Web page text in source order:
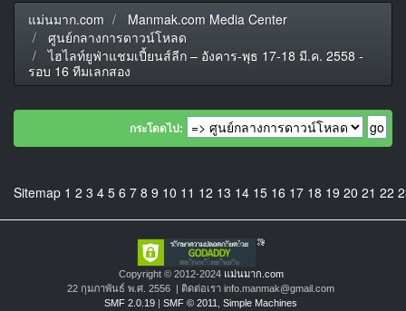
แม่นมาก.com
Manmak.com Media Center
ศูนย์กลางการดาวน์โหลด
ไฮไลท์ยูฟ่าแชมเปี้ยนส์ลีก – อังคาร-พุธ 17-18 มี.ค. 2558 -
รอบ 16 ทีมเลกสอง
กระโดดไป:
Sitemap 1 2 3 4 5 6 7 8 9 10 11 12 13 14 15 16 17 18 19 20 21 22
Copyright © 2012-2024 แม่นมาก.com
22 กุมภาพันธ์ พ.ศ. 2556 | ติดต่อเรา info.manmak@gmail.com
SMF 2.0.19 | SMF © 2011 Simple Machines